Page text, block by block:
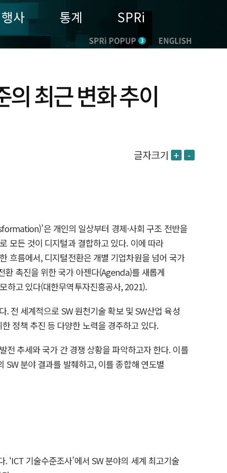
행사 통계 SPRi
SPRi POPUP 3 ENGLISH
최근 변화 추이
글자크기 + -
은 개인의 일상부터 경제·사회 구조 전반을
모든 것이 디지털과 결합하고 있다. 이에 따라
흐름에서, 디지털전환은 개별 기업차원을 넘어 국가
촉진을 위한 국가 아젠다(Agenda)를 새롭게
하고 있다(대한무역투자진흥공사, 2021).
전 세계적으로 SW 원천기술 확보 및 SW산업 육성
정책 추진 등 다양한 노력을 경주하고 있다.
전 추세와 국가 간 경쟁 상황을 파악하고자 한다. 이를
SW 분야 결과를 발췌하고, 이를 종합해 연도별
기술수준조사’에서 SW 분야의 세계 최고기술